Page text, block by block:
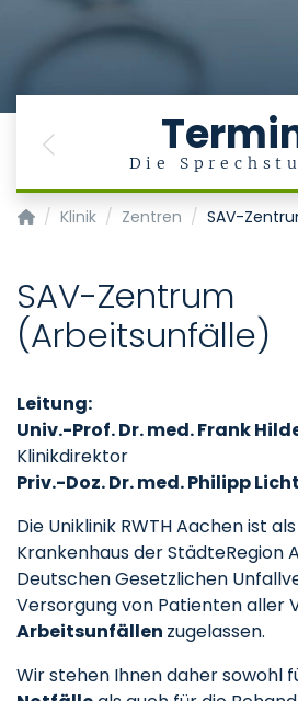
Die
Previous
Klinik für Orthopädie, Unfall- und
Klinik Zentren SAV-
SAV-Zentrum
(Arbeitsunfälle)
Leitung:
Univ.-Prof. Dr. med. Frank
Klinikdirektor
Priv.-Doz. Dr. med. Philipp
Die Uniklinik RWTH Aachen ist
Krankenhaus der StädteRegion
Deutschen Gesetzlichen
Versorgung von Patienten aller
Arbeitsunfällen zugelassen.
Wir stehen Ihnen daher sowohl